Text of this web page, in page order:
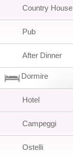
Country House
Pub
After Dinner
Dormire
Hotel
Campeggi
Ostelli